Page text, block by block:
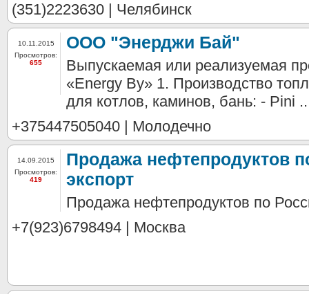
(351)2223630 | Челябинск
10.11.2015
Просмотров:
655
ООО "Энерджи Бай"
Выпускаемая или реализуемая
«Energy By» 1. Производство
для котлов, каминов, бань: - Pini
+375447505040 | Молодечно
14.09.2015
Просмотров:
419
Продажа нефтепродуктов
экспорт
Продажа нефтепродуктов по
+7(923)6798494 | Москва